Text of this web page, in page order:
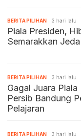
BERITA PILIHAN 3 hari lalu
Piala Presiden,
Semarakkan
BERITA PILIHAN 3 hari lalu
Gagal Juara
Persib Bandung
Pelajaran
BERITA PILIHAN 3 hari lalu